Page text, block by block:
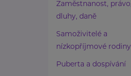
Zaměstnanost, právo,
dluhy, daně
Samoživitelé a
nízkopříjmové rodiny
Puberta a dospívání